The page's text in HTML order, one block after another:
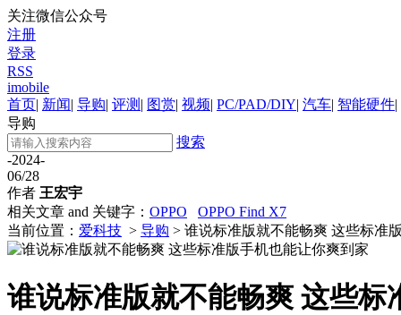
关注微信公众号
注册
登录
RSS
imobile
首页| 新闻| 导购| 评测 | 图赏| 视频| PC/PAD/DIY| 汽车| 智能硬件|
导购
搜索
-2024-
06/28
作者 王宏宇
相关文章 and 关键字： OPPO
OPPO Find X7
当前位置： 爱科技 > 导购 > 谁说标准版就不能畅爽 这些标准
谁说标准版就不能畅爽 这些标